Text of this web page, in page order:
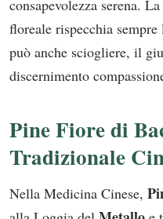
consapevolezza serena.
floreale rispecchia
può anche sciogliere, il
discernimento
Pine Fiore di
Tradizionale
Nella Medicina Cinese,